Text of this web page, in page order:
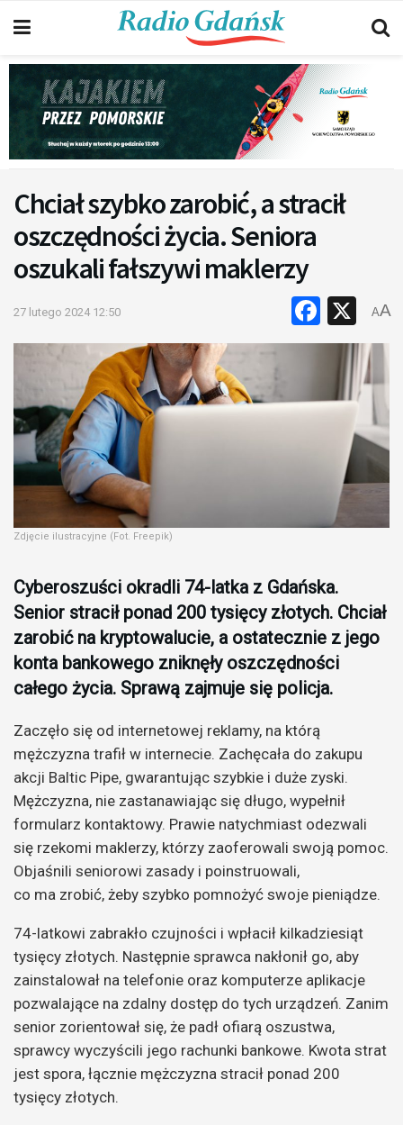
Chciał szybko zarobić, a stracił
oszczędności życia. Seniora
oszukali fałszywi maklerzy
27 lutego 2024 12:50 X
AA
Zdjęcie ilustracyjne (Fot. Freepik)
Cyberoszuści okradli 74-latka z Gdańska.
Senior stracił ponad 200 tysięcy złotych. Chciał
zarobić na kryptowalucie, a ostatecznie z jego
konta bankowego zniknęły oszczędności
całego życia. Sprawą zajmuje się policja.
Zaczęło się od internetowej reklamy, na którą
mężczyzna trafił w internecie. Zachęcała do zakupu
akcji Baltic Pipe, gwarantując szybkie i duże zyski.
Mężczyzna, nie zastanawiając się długo, wypełnił
formularz kontaktowy. Prawie natychmiast odezwali
się rzekomi maklerzy, którzy zaoferowali swoją pomoc.
Objaśnili seniorowi zasady i poinstruowali,
co ma zrobić, żeby szybko pomnożyć swoje pieniądze.
74-latkowi zabrakło czujności i wpłacił kilkadziesiąt
tysięcy złotych. Następnie sprawca nakłonił go, aby
zainstalował na telefonie oraz komputerze aplikacje
pozwalające na zdalny dostęp do tych urządzeń. Zanim
senior zorientował się, że padł ofiarą oszustwa,
sprawcy wyczyścili jego rachunki bankowe. Kwota strat
jest spora, łącznie mężczyzna stracił ponad 200
tysięcy złotych.